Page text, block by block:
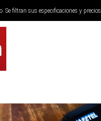
Se filtran sus especificaciones y precios